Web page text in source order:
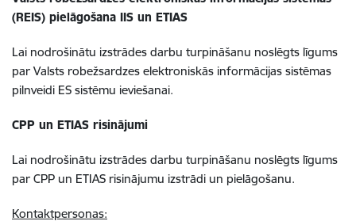
(REIS) pielāgošana IIS un ETIAS
Lai nodrošinātu izstrādes darbu turpināšanu noslēgts līgums
par Valsts robežsardzes elektroniskās informācijas sistēmas
pilnveidi ES sistēmu ieviešanai.
CPP un ETIAS risinājumi
Lai nodrošinātu izstrādes darbu turpināšanu noslēgts līgums
par CPP un ETIAS risinājumu izstrādi un pielāgošanu.
Kontaktpersonas: